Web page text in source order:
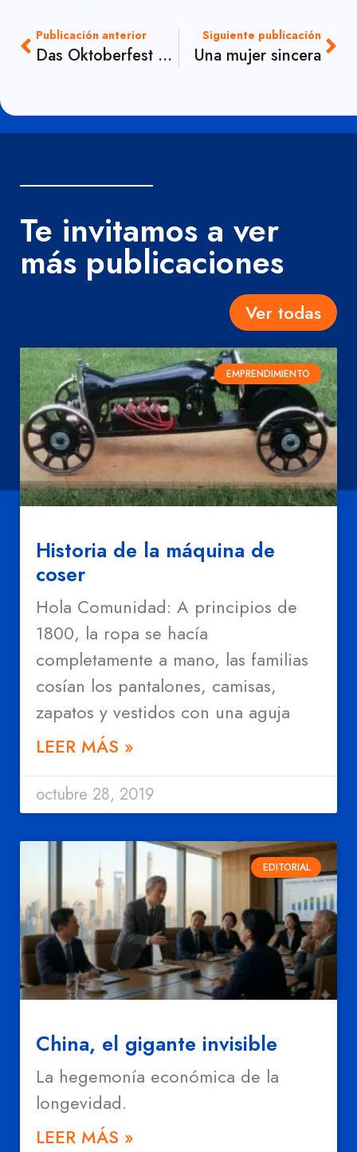
Publicación anterior
Das Oktoberfest 2019
Siguiente publicación
Una mujer sincera
Te invitamos a ver
más publicaciones
Ver todas
EMPRENDIMIENTO
Historia de la máquina de
coser
Hola Comunidad: A principios de
1800, la ropa se hacía
completamente a mano, las familias
cosían los pantalones, camisas,
zapatos y vestidos con una aguja
LEER MÁS »
octubre 28, 2019
EDITORIAL
China, el gigante invisible
La hegemonía económica de la
longevidad.
LEER MÁS »